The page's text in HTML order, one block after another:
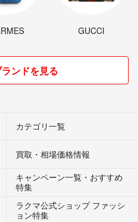
GUCCI
ンドを見る
カテゴリ一覧
買取・相場価格情報
キャンペーン一覧・おすすめ
特集
ラクマ公式ショップ ファッシ
ョン特集